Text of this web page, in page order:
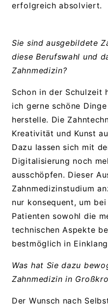
erfolgreich absolviert.
Sie sind ausgebildete
diese Berufswahl und
Zahnmedizin?
Schon in der Schulzeit
ich gerne schöne
herstelle. Die
Kreativität und Kunst
Dazu lassen sich mit
Digitalisierung noch
ausschöpfen. Dieser
Zahnmedizinstudium
nur konsequent, um
Patienten sowohl die
technischen Aspekte
bestmöglich in
Was hat Sie dazu
Zahnmedizin in
Der Wunsch nach